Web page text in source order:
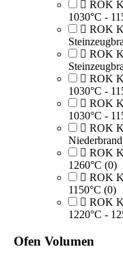
ROK
1030°C -
ROK
ROK
ROK
1030°C -
ROK
1030°C -
ROK
ROK
1260°C (0)
ROK
1150°C (0)
ROK
1220°C -
Ofen Volumen